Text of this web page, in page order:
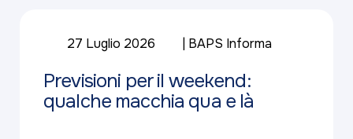
27 Luglio 2026 BAPS Informa
Previsioni per il weekend:
qualche macchia qua e là